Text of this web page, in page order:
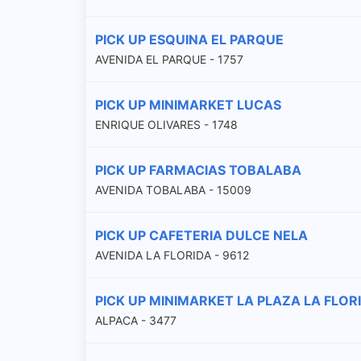
PICK UP ESQUINA EL PARQUE
AVENIDA EL PARQUE - 1757
PICK UP MINIMARKET LUCAS
ENRIQUE OLIVARES - 1748
PICK UP FARMACIAS TOBALABA
AVENIDA TOBALABA - 15009
PICK UP CAFETERIA DULCE NELA
AVENIDA LA FLORIDA - 9612
PICK UP MINIMARKET LA PLAZA LA
ALPACA - 3477